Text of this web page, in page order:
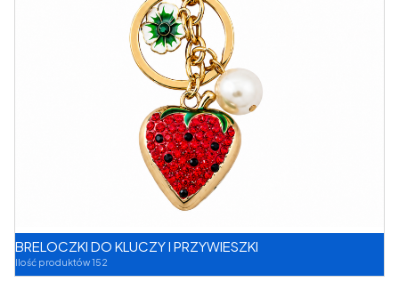
BRELOCZKI DO KLUCZY I PRZYWIESZKI
Ilość produktów 152